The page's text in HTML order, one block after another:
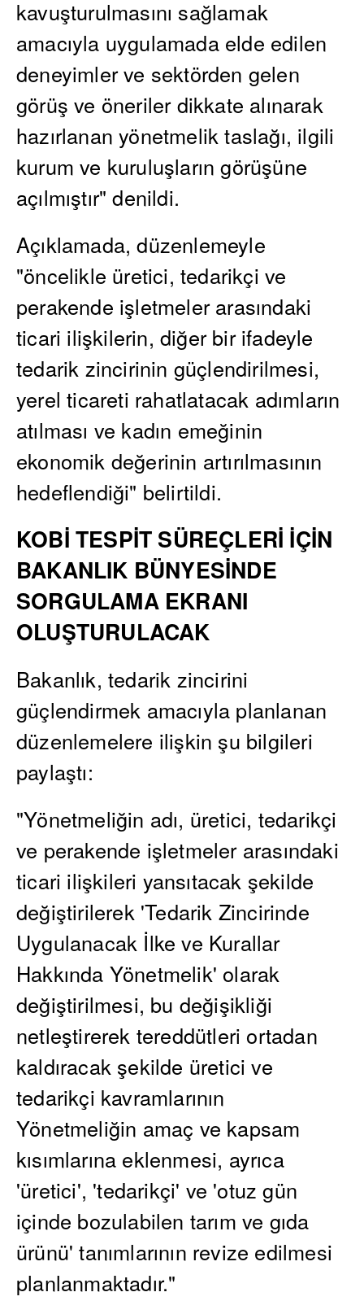
kavuşturulmasını sağlamak
amacıyla uygulamada elde edilen
deneyimler ve sektörden gelen
görüş ve öneriler dikkate alınarak
hazırlanan yönetmelik taslağı, ilgili
kurum ve kuruluşların görüşüne
açılmıştır" denildi.
Açıklamada, düzenlemeyle
"öncelikle üretici, tedarikçi ve
perakende işletmeler arasındaki
ticari ilişkilerin, diğer bir ifadeyle
tedarik zincirinin güçlendirilmesi,
yerel ticareti rahatlatacak adımların
atılması ve kadın emeğinin
ekonomik değerinin artırılmasının
hedeflendiği" belirtildi.
KOBİ TESPİT SÜREÇLERİ İÇİN
BAKANLIK BÜNYESİNDE
SORGULAMA EKRANI
OLUŞTURULACAK
Bakanlık, tedarik zincirini
güçlendirmek amacıyla planlanan
düzenlemelere ilişkin şu bilgileri
paylaştı:
"Yönetmeliğin adı, üretici, tedarikçi
ve perakende işletmeler arasındaki
ticari ilişkileri yansıtacak şekilde
değiştirilerek 'Tedarik Zincirinde
Uygulanacak İlke ve Kurallar
Hakkında Yönetmelik' olarak
değiştirilmesi, bu değişikliği
netleştirerek tereddütleri ortadan
kaldıracak şekilde üretici ve
tedarikçi kavramlarının
Yönetmeliğin amaç ve kapsam
kısımlarına eklenmesi, ayrıca
'üretici', 'tedarikçi' ve 'otuz gün
içinde bozulabilen tarım ve gıda
ürünü' tanımlarının revize edilmesi
planlanmaktadır."